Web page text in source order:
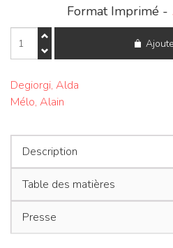
Format Imprimé -
Compañeros
la
emigración!
Lavoratori
Degiorgi, Alda
Mélo, Alain
Description
Table des matières
Presse